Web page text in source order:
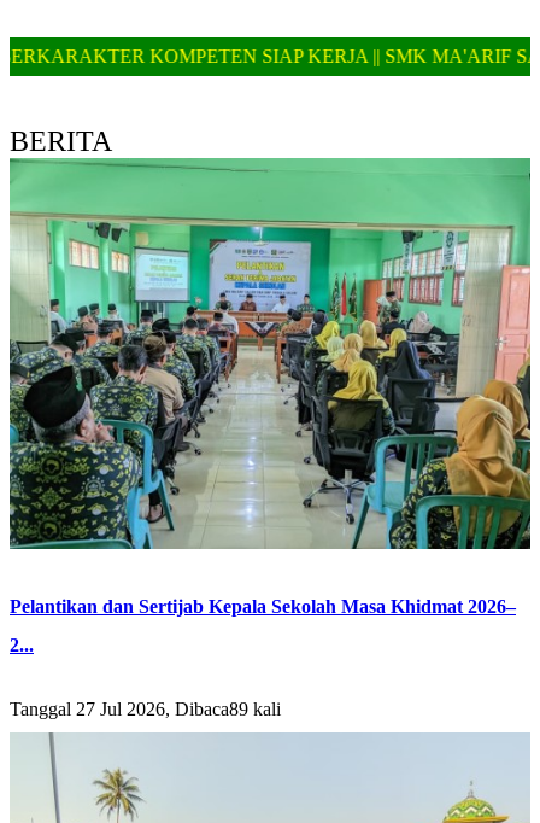
SIAP KERJA || SMK MA'ARIF SALAM TELAH
BERITA
Pelantikan dan Sertijab Kepala Sekolah Masa Khidmat 2026–
2...
Tanggal 27 Jul 2026, Dibaca89 kali